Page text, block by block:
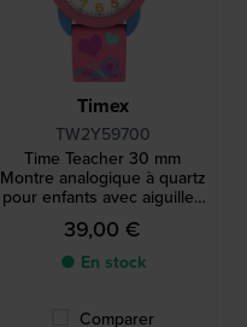
Timex
TW2Y59700
Time Teacher 30 mm
Montre analogique à quartz
pour enfants avec aiguilles
faciles à lire
39,00 €
● En stock
Comparer